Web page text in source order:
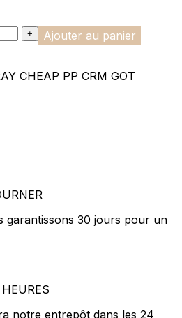
+ Ajouter au panier
CHEAP PP CRM GOT
garantissons 30 jours pour un
notre entrepôt dans les 24